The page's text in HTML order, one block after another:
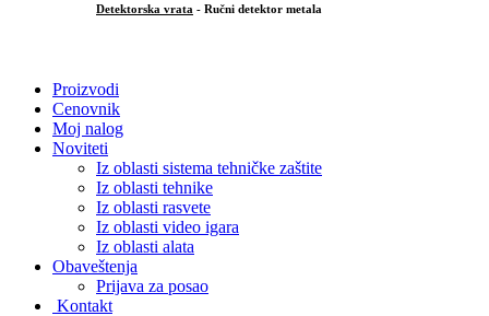
Detektorska vrata - Ručni detektor metala
Proizvodi
Cenovnik
Moj nalog
Noviteti
Iz oblasti sistema tehničke zaštite
Iz oblasti tehnike
Iz oblasti rasvete
Iz oblasti video igara
Iz oblasti alata
Obaveštenja
Prijava za posao
Kontakt